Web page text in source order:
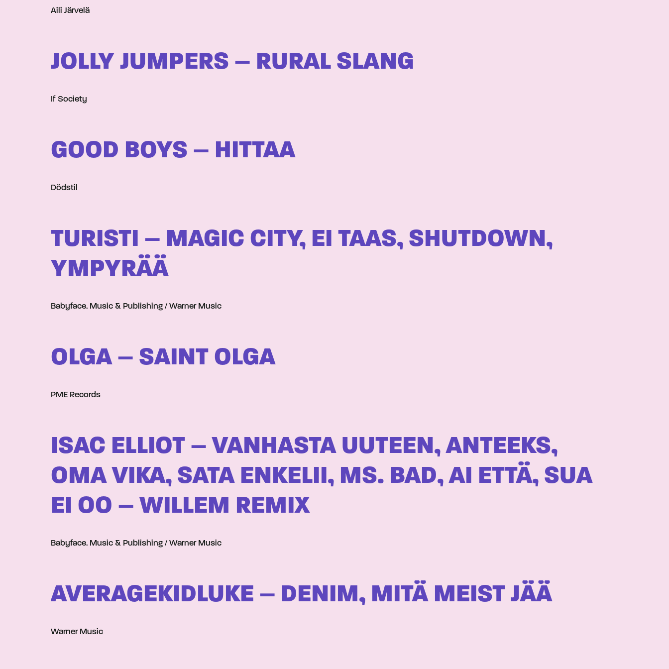
Aili Järvelä
JOLLY JUMPERS – RURAL SLANG
If Society
GOOD BOYS – HITTAA
Dödstil
TURISTI – MAGIC CITY, EI TAAS, SHUTDOWN,
YMPYRÄÄ
Babyface. Music & Publishing / Warner Music
OLGA – SAINT OLGA
PME Records
ISAC ELLIOT – VANHASTA UUTEEN, ANTEEKS,
OMA VIKA, SATA ENKELII, MS. BAD, AI ETTÄ, SUA
EI OO – WILLEM REMIX
Babyface. Music & Publishing / Warner Music
AVERAGEKIDLUKE – DENIM, MITÄ MEIST JÄÄ
Warner Music